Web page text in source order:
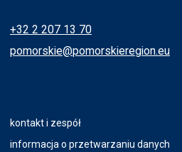
+32 2 207 13 70
pomorskie@pomorskieregion.eu
kontakt i zespół
informacja o przetwarzaniu danych